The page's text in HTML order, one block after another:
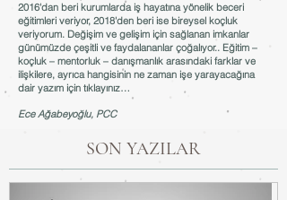
2016'dan beri kurumlarda iş hayatına yönelik beceri
eğitimleri veriyor, 2018'den beri ise bireysel koçluk
veriyorum. Değişim ve gelişim için sağlanan imkanlar
günümüzde çeşitli ve faydalananlar çoğalıyor.. Eğitim –
koçluk – mentorluk – danışmanlık arasındaki farklar ve
ilişkilere, ayrıca hangisinin ne zaman işe yarayacağına
dair yazım için tıklayınız…
Ece Ağabeyoğlu, PCC
SON YAZILAR